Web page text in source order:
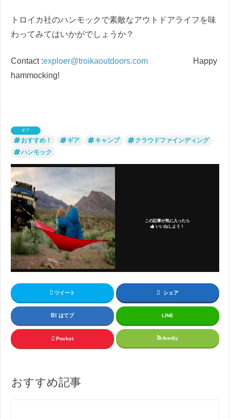
トロイカ社のハンモックで素敵なアウトドアライフを味
わってみてはいかがでしょうか？
Contact :exploer@troikaoutdoors.com Happy
hammocking!
ギア
おすすめ！ ギア キャンプ
クラウドファインディング
ハンモック
この記事が気に入ったら
いいねしよう！
ツイート シェア
はてブ LINE
Pocket feedly
おすすめ記事